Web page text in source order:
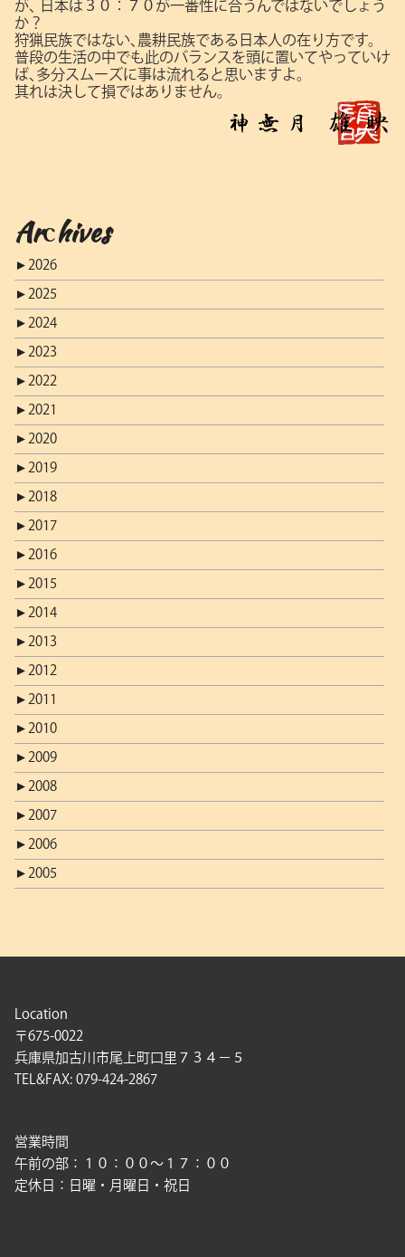
が､
日本は３０：７０が一番性に合うんではないでしょう
か？
狩猟民族ではない､農耕民族である日本人の在り方です。
普段の生活の中でも此のバランスを頭に置いてやっていけ
ば､多分スムーズに事は流れると思いますよ。
其れは決して損ではありません。
Archives
► 2026
► 2025
► 2024
► 2023
► 2022
► 2021
► 2020
► 2019
► 2018
► 2017
► 2016
► 2015
► 2014
► 2013
► 2012
► 2011
► 2010
► 2009
► 2008
► 2007
► 2006
► 2005
Location
〒675-0022
兵庫県加古川市尾上町口里７３４－５
TEL&FAX: 079-424-2867
営業時間
午前の部：１０：００〜１７：００
定休日：日曜・月曜日・祝日